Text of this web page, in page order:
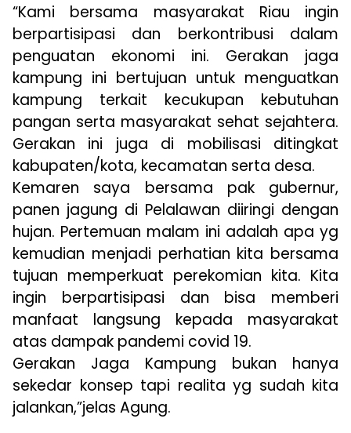
“Kami bersama masyarakat Riau ingin
berpartisipasi dan berkontribusi dalam
penguatan ekonomi ini. Gerakan jaga
kampung ini bertujuan untuk menguatkan
kampung terkait kecukupan kebutuhan
pangan serta masyarakat sehat sejahtera.
Gerakan ini juga di mobilisasi ditingkat
kabupaten/kota, kecamatan serta desa.
Kemaren saya bersama pak gubernur,
panen jagung di Pelalawan diiringi dengan
hujan. Pertemuan malam ini adalah apa yg
kemudian menjadi perhatian kita bersama
tujuan memperkuat perekomian kita. Kita
ingin berpartisipasi dan bisa memberi
manfaat langsung kepada masyarakat
atas dampak pandemi covid 19.
Gerakan Jaga Kampung bukan hanya
sekedar konsep tapi realita yg sudah kita
jalankan,”jelas Agung.